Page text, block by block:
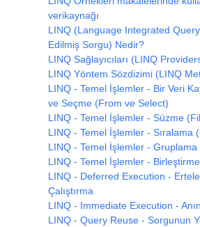
verikaynağı
LINQ (Language Integrated
Edilmiş Sorgu) Nedir?
LINQ Sağlayıcıları (LINQ
LINQ Yöntem Sözdizimi (LINQ
LINQ - Temel İşlemler - Bir Veri
ve Seçme (From ve Select)
LINQ - Temel İşlemler - Süzme
LINQ - Temel İşlemler - Sıralama
LINQ - Temel İşlemler -
LINQ - Temel İşlemler -
LINQ - Deferred Execution -
Çalıştırma
LINQ - Immediate Execution -
LINQ - Query Reuse - Sorgunun